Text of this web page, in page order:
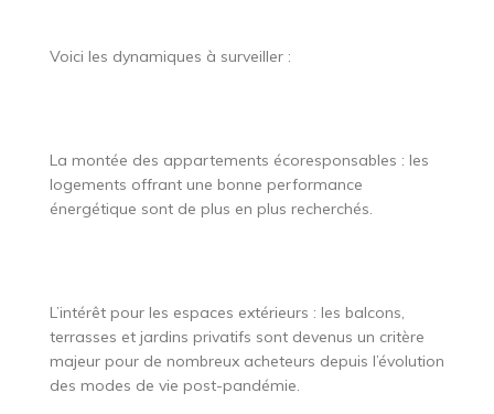
Voici les dynamiques à surveiller :
La montée des appartements écoresponsables : les
logements offrant une bonne performance
énergétique sont de plus en plus recherchés.
L’intérêt pour les espaces extérieurs : les balcons,
terrasses et jardins privatifs sont devenus un critère
majeur pour de nombreux acheteurs depuis l’évolution
des modes de vie post-pandémie.